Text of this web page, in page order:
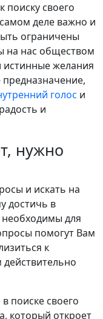
поиску своего
деле важно и
ограничены
на нас обществом
истинные желания
голос и
и
нужно
и искать на
достичь в
необходимы для
помогут Вам
к
поиске своего
который откроет